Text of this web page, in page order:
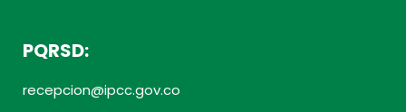
PQRSD:
recepcion@ipcc.gov.co